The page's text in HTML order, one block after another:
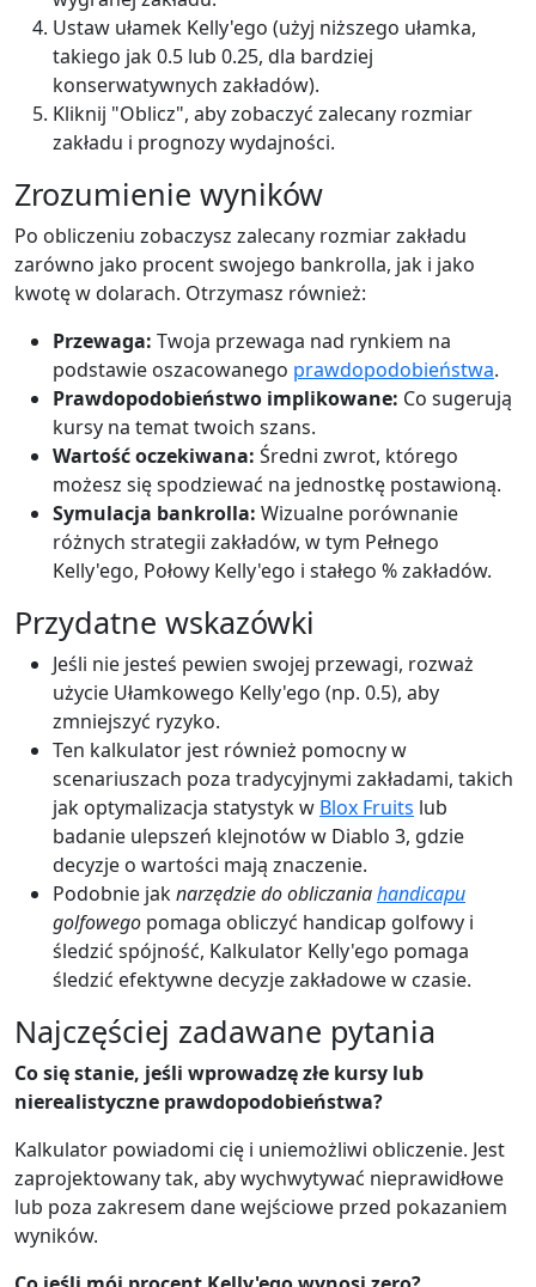
Ustaw ułamek Kelly'ego (użyj niższego ułamka,
takiego jak 0.5 lub 0.25, dla bardziej
konserwatywnych zakładów).
Kliknij "Oblicz", aby zobaczyć zalecany rozmiar
zakładu i prognozy wydajności.
Zrozumienie wyników
Po obliczeniu zobaczysz zalecany rozmiar zakładu
zarówno jako procent swojego bankrolla, jak i jako
kwotę w dolarach. Otrzymasz również:
Przewaga: Twoja przewaga nad rynkiem na
podstawie oszacowanego prawdopodobieństwa.
Prawdopodobieństwo implikowane: Co sugerują
kursy na temat twoich szans.
Wartość oczekiwana: Średni zwrot, którego
możesz się spodziewać na jednostkę postawioną.
Symulacja bankrolla: Wizualne porównanie
różnych strategii zakładów, w tym Pełnego
Kelly'ego, Połowy Kelly'ego i stałego % zakładów.
Przydatne wskazówki
Jeśli nie jesteś pewien swojej przewagi, rozważ
użycie Ułamkowego Kelly'ego (np. 0.5), aby
zmniejszyć ryzyko.
Ten kalkulator jest również pomocny w
scenariuszach poza tradycyjnymi zakładami, takich
jak optymalizacja statystyk w Blox Fruits lub
badanie ulepszeń klejnotów w Diablo 3, gdzie
decyzje o wartości mają znaczenie.
Podobnie jaknarzędzie do obliczaniahandicapu
golfowego pomaga obliczyć handicap golfowy i
śledzić spójność, Kalkulator Kelly'ego pomaga
śledzić efektywne decyzje zakładowe w czasie.
Najczęściej zadawane pytania
Co się stanie, jeśli wprowadzę złe kursy lub
nierealistyczne prawdopodobieństwa?
Kalkulator powiadomi cię i uniemożliwi obliczenie. Jest
zaprojektowany tak, aby wychwytywać nieprawidłowe
lub poza zakresem dane wejściowe przed pokazaniem
wyników.